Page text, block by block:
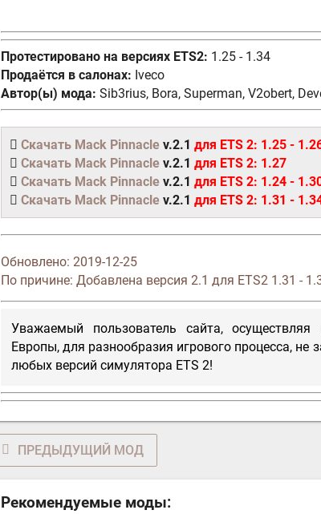
Протестировано на версиях ETS2: 1.25 - 1.34
Продаётся в салонах: Iveco
Автор(ы) мода: Sib3rius, Bora, Superman, V2obert,
Скачать Mack Pinnacle v.2.1 для ETS 2: 1.25 -
Скачать Mack Pinnacle v.2.1 для ETS 2: 1.27
Скачать Mack Pinnacle v.2.1 для ETS 2: 1.24 -
Скачать Mack Pinnacle v.2.1 для ETS 2: 1.31 -
Обновлено: 2019-12-25
По причине: Добавлена версия 2.1 для ETS2 1.31 -
Уважаемый пользователь сайта,
Европы, для разнообразия игрового процесса, не
любых версий симулятора ETS 2!
ПРЕДЫДУЩИЙ МОД
Рекомендуемые моды: